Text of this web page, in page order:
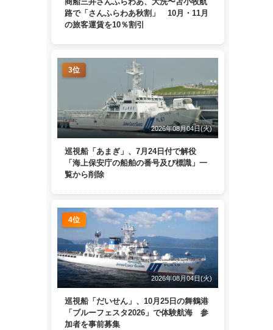
路で「さんふらわあ秋割」 10月・11月
の旅客運賃を10％割引
3位
2026年08月04日(火)
巡視船「あまぎ」、7月24日付で解役
「海上保安庁の船舶の番号及び標識」一
覧から削除
4位
2026年08月04日(火)
巡視船「だいせん」、10月25日の舞鶴港
「ブルーフェスタ2026」で体験航海 参
加者を事前募集